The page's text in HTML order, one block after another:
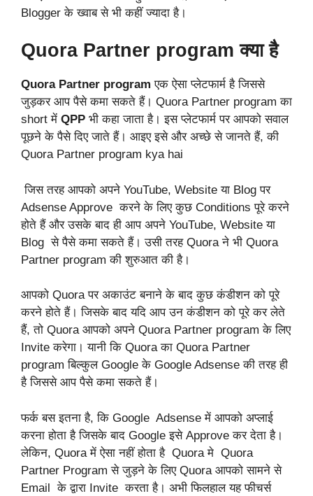
Blogger के ख्वाब से भी कहीं ज्यादा है।
Quora Partner program क्या है
Quora Partner program एक ऐसा प्लेटफार्म है जिससे
जुड़कर आप पैसे कमा सकते हैं। Quora Partner program का
short में QPP भी कहा जाता है। इस प्लेटफार्म पर आपको सवाल
पूछने के पैसे दिए जाते हैं। आइए इसे और अच्छे से जानते हैं, की
Quora Partner program kya hai
जिस तरह आपको अपने YouTube, Website या Blog पर
Adsense Approve करने के लिए कुछ Conditions पूरे करने
होते हैं और उसके बाद ही आप अपने YouTube, Website या
Blog से पैसे कमा सकते हैं। उसी तरह Quora ने भी Quora
Partner program की शुरुआत की है।
आपको Quora पर अकाउंट बनाने के बाद कुछ कंडीशन को पूरे
करने होते हैं। जिसके बाद यदि आप उन कंडीशन को पूरे कर लेते
हैं, तो Quora आपको अपने Quora Partner program के लिए
Invite करेगा। यानी कि Quora का Quora Partner
program बिल्कुल Google के Google Adsense की तरह ही
है जिससे आप पैसे कमा सकते हैं।
फर्क बस इतना है, कि Google Adsense में आपको अप्लाई
करना होता है जिसके बाद Google इसे Approve कर देता है।
लेकिन, Quora में ऐसा नहीं होता है Quora मे Quora
Partner Program से जुड़ने के लिए Quora आपको सामने से
Email के द्वारा Invite करता है। अभी फिलहाल यह फीचर्स